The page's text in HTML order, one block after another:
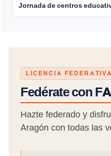
Jornada de centros
LICENCIA
Fedérate con
Hazte federado y
Aragón con todas las